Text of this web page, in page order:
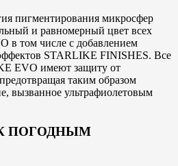
пигментирования микросфер
и равномерный цвет всех
в том числе с добавлением
STARLIKE FINISHES. Все
EVO имеют защиту от
таким образом
вызванное ультрафиолетовым
ПОГОДНЫМ